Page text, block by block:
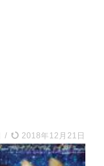
/ 2018年12月21日